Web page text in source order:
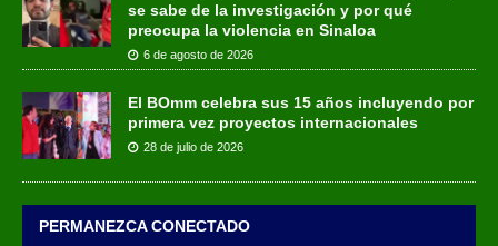
se sabe de la investigación y por qué
preocupa la violencia en Sinaloa
6 de agosto de 2026
El BOmm celebra sus 15 años incluyendo por
primera vez proyectos internacionales
28 de julio de 2026
PERMANEZCA CONECTADO